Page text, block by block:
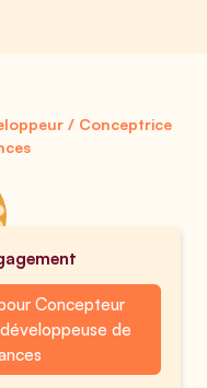
/ Conceptrice
Concepteur
de